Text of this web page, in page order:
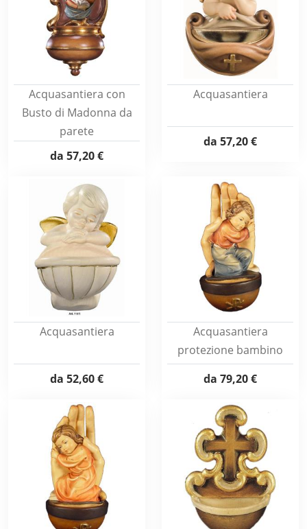
Acquasantiera con
Busto di Madonna da
parete
da 57,20 €
Acquasantiera
da 57,20 €
Acquasantiera
da 52,60 €
Acquasantiera
protezione bambino
da 79,20 €